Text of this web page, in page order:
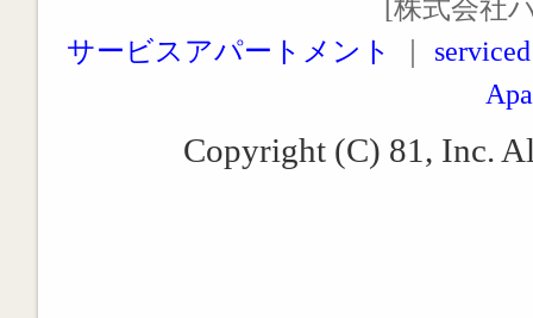
[株式会社
サービスアパートメント
Copyright (C) 81, Inc.